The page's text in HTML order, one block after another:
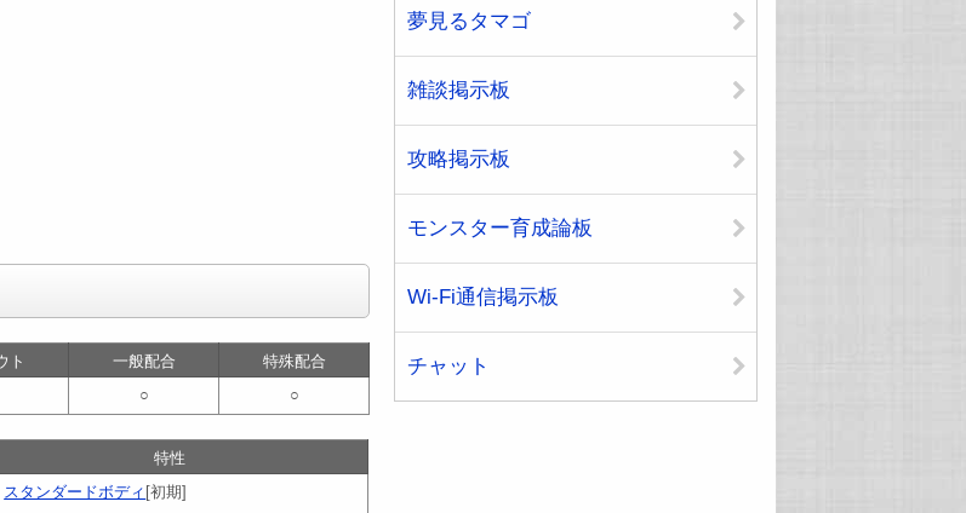
ト 一般配合
特殊配合
○ ○
特性
スタンダードボディ [初期]
夢見るタマゴ
雑談掲示板
攻略掲示板
モンスター育成論板
Wi-Fi通信掲示板
チャット